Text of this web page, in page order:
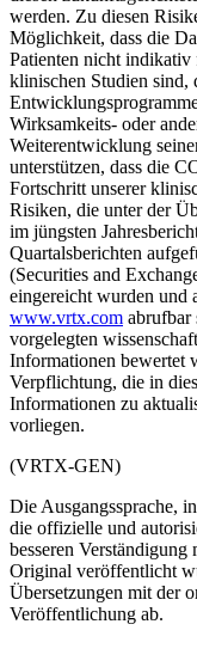
werden. Zu diesen
Möglichkeit, dass die
Patienten nicht indikativ
klinischen Studien sind,
Wirksamkeits- oder
Weiterentwicklung
unterstützen, dass die
Fortschritt unserer
Risiken, die unter der
im jüngsten
Quartalsberichten
(Securities and
eingereicht wurden und
www.vrtx.com abrufbar
vorgelegten
Informationen bewertet
Verpflichtung, die in
Informationen zu
vorliegen.
(VRTX-GEN)
Die Ausgangssprache,
die offizielle und
besseren
Original veröffentlicht
Übersetzungen mit der
Veröffentlichung ab.